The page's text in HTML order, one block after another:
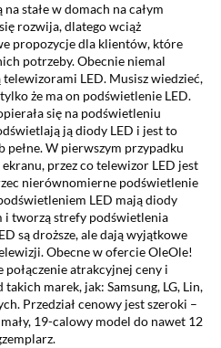
stałe w domach na całym
rozwija, dlatego wciąż
propozycje dla klientów, które
potrzeby. Obecnie niemal
LED. Musisz wiedzieć,
że ma on podświetlenie LED.
się na podświetleniu
ją diody LED i jest to
W pierwszym przypadku
przez co telewizor LED jest
nierównomierne podświetlenie
LED mają diody
i tworzą strefy podświetlenia
są droższe, ale dają wyjątkowe
Obecne w ofercie OleOle!
atrakcyjnej ceny i
marek, jak: Samsung, LG, Lin,
Przedział cenowy jest szeroki –
19-calowy model do nawet 12